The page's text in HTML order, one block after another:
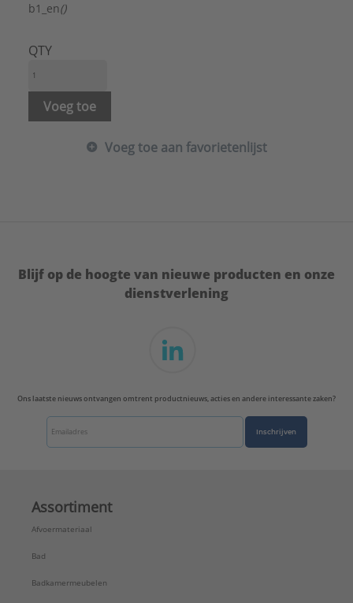
b1_en()
QTY
Voeg toe
Voeg toe aan favorietenlijst
Blijf op de hoogte van nieuwe producten en onze
dienstverlening
Ons laatste nieuws ontvangen omtrent productnieuws, acties en andere interessante zaken?
Inschrijven
Assortiment
Afvoermateriaal
Bad
Badkamermeubelen